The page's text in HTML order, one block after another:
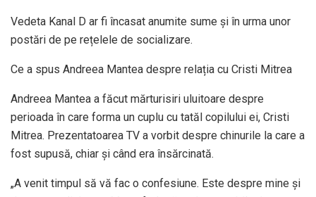
Vedeta Kanal D ar fi încasat anumite sume și în urma unor
postări de pe rețelele de socializare.
Ce a spus Andreea Mantea despre relația cu Cristi Mitrea
Andreea Mantea a făcut mărturisiri uluitoare despre
perioada în care forma un cuplu cu tatăl copilului ei, Cristi
Mitrea. Prezentatoarea TV a vorbit despre chinurile la care a
fost supusă, chiar și când era însărcinată.
„A venit timpul să vă fac o confesiune. Este despre mine și